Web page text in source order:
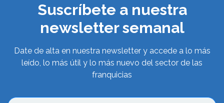
Suscríbete a nuestra
newsletter semanal
Date de alta en nuestra newsletter y accede a lo más
leído, lo más útil y lo más nuevo del sector de las
franquicias